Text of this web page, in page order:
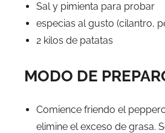
Sal y pimienta para probar
especias al gusto (cilantro,
2 kilos de patatas
MODO DE
Comience friendo el
elimine el exceso de grasa.